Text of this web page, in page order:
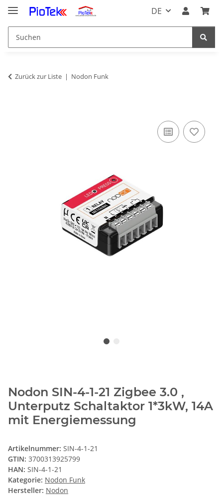
DE
Zurück zur Liste Nodon Funk
Nodon SIN-4-1-21 Zigbee 3.0 ,
Unterputz Schaltaktor 1*3kW, 14A
mit Energiemessung
Artikelnummer: SIN-4-1-21
GTIN: 3700313925799
HAN: SIN-4-1-21
Kategorie: Nodon Funk
Hersteller: Nodon